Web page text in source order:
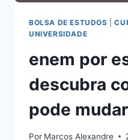
BOLSA DE ESTUDOS |
UNIVERSIDADE
enem por
descubra
pode
Por Marcos Alexandre